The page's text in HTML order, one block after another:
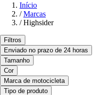
Início
/ Marcas
/ Highsider
Filtros
Enviado no prazo de 24 horas
Tamanho
Cor
Marca de motocicleta
Tipo de produto